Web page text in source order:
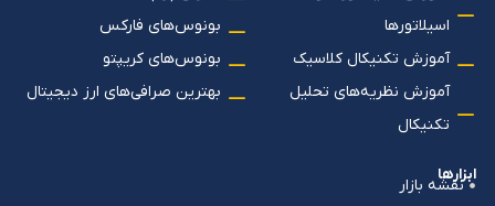
اسیلاتورها
آموزش تکنیکال کلاسیک
آموزش نظریه‌های تحلیل
تکنیکال
بونوس‌های فارکس
بونوس‌های کریپتو
بهترین صرافی‌های ارز دیجیتال
ابزارها
نقشه بازار